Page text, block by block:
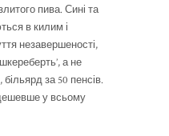
пива. Сині та
в килим і
незавершеності,
а не
за 50 пенсів.
у всьому